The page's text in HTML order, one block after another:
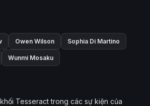
Owen Wilson Sophia Di Martino
Wunmi Mosaku
Tesseract trong các sự kiện của